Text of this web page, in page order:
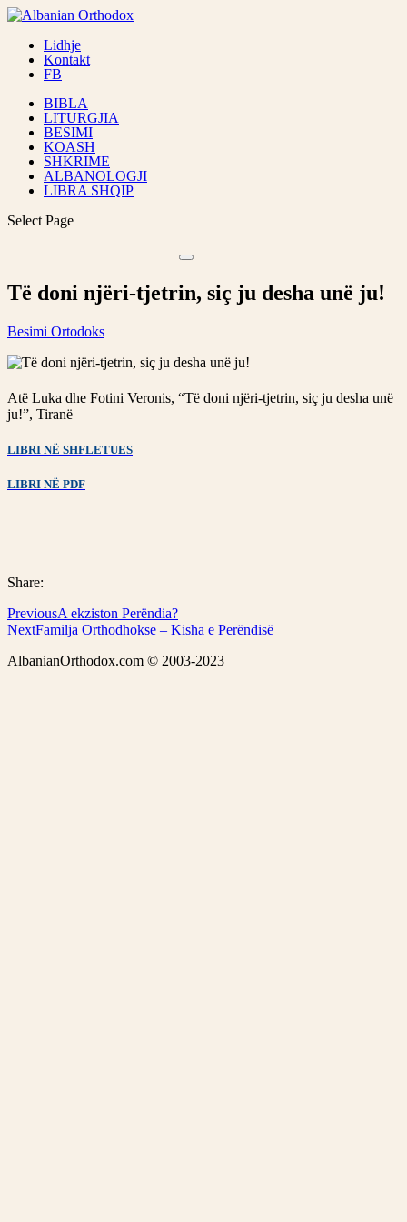
Lidhje
Kontakt
FB
BIBLA
LITURGJIA
BESIMI
KOASH
SHKRIME
ALBANOLOGJI
LIBRA SHQIP
Select Page
Të doni njëri-tjetrin, siç ju desha unë ju!
Besimi Ortodoks
Atë Luka dhe Fotini Veronis, “Të doni njëri-tjetrin, siç ju desha unë
ju!”, Tiranë
LIBRI NË SHFLETUES
LIBRI NË PDF
Share:
PreviousA ekziston Perëndia?
NextFamilja Orthodhokse – Kisha e Perëndisë
AlbanianOrthodox.com © 2003-2023